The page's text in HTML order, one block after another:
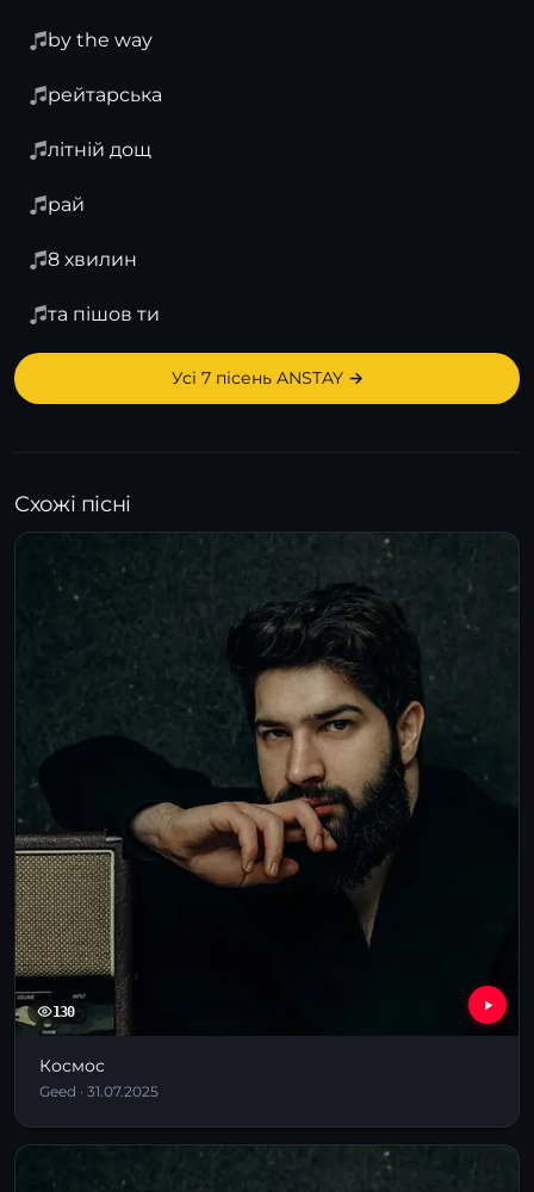
by the way
рейтарська
літній дощ
рай
8 хвилин
та пішов ти
Усі 7 пісень ANSTAY →
Схожі пісні
130
Космос
Geed · 31.07.2025